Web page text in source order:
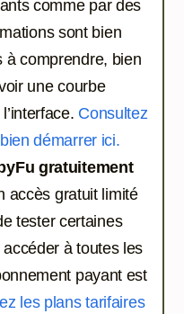
comme par des
sont bien
à comprendre, bien
une courbe
Consultez
démarrer ici.
gratuitement
accès gratuit limité
tester certaines
à toutes les
payant est
les plans tarifaires